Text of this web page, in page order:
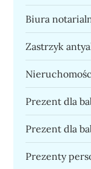
Biura
Zastrzyk
Prezent dla
Prezent dla
Prezenty